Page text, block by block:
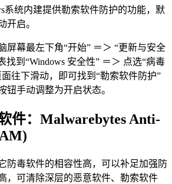
系统内建提供勒索软件防护的功能，默
开启。
屏幕最左下角“开始” ＝＞ “更新与安全
找到“Windows 安全性” ＝＞ 点选“病毒
往下滑动，即可找到“勒索软件防护”
钮手动调整为开启状态。
件：Malwarebytes Anti-
防毒软件的相容性高，可以补足加强防
，可清除深层的恶意软件、勒索软件